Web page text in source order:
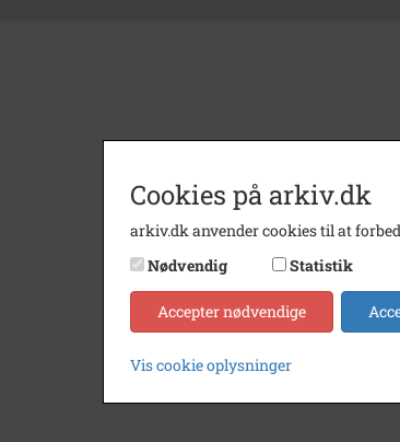
Cookies på arkiv.dk
arkiv.dk anvender cookies til at
Nødvendig
Statistik
Accepter nødvendige
Vis cookie oplysninger